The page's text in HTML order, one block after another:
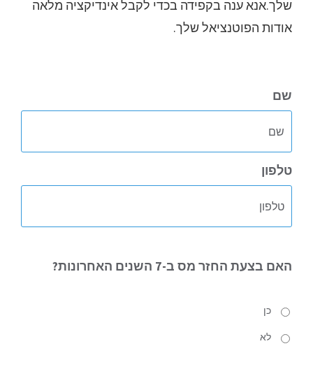
שלך.אנא ענה בקפידה בכדי לקבל אינדיקציה מלאה
אודות הפוטנציאל שלך.
שם
טלפון
האם בצעת החזר מס ב-7 השנים האחרונות?
כן
לא